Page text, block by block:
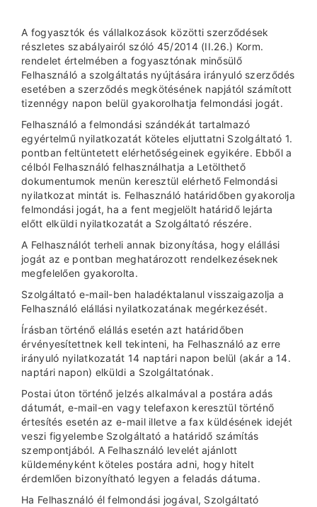
A fogyasztók és vállalkozások közötti szerződések
részletes szabályairól szóló 45/2014 (II.26.) Korm.
rendelet értelmében a fogyasztónak minősülő
Felhasználó a szolgáltatás nyújtására irányuló szerződés
esetében a szerződés megkötésének napjától számított
tizennégy napon belül gyakorolhatja felmondási jogát.
Felhasználó a felmondási szándékát tartalmazó
egyértelmű nyilatkozatát köteles eljuttatni Szolgáltató 1.
pontban feltüntetett elérhetőségeinek egyikére. Ebből a
célból Felhasználó felhasználhatja a Letölthető
dokumentumok menün keresztül elérhető Felmondási
nyilatkozat mintát is. Felhasználó határidőben gyakorolja
felmondási jogát, ha a fent megjelölt határidő lejárta
előtt elküldi nyilatkozatát a Szolgáltató részére.
A Felhasználót terheli annak bizonyítása, hogy elállási
jogát az e pontban meghatározott rendelkezéseknek
megfelelően gyakorolta.
Szolgáltató e-mail-ben haladéktalanul visszaigazolja a
Felhasználó elállási nyilatkozatának megérkezését.
Írásban történő elállás esetén azt határidőben
érvényesítettnek kell tekinteni, ha Felhasználó az erre
irányuló nyilatkozatát 14 naptári napon belül (akár a 14.
naptári napon) elküldi a Szolgáltatónak.
Postai úton történő jelzés alkalmával a postára adás
dátumát, e-mail-en vagy telefaxon keresztül történő
értesítés esetén az e-mail illetve a fax küldésének idejét
veszi figyelembe Szolgáltató a határidő számítás
szempontjából. A Felhasználó levelét ajánlott
küldeményként köteles postára adni, hogy hitelt
érdemlően bizonyítható legyen a feladás dátuma.
Ha Felhasználó él felmondási jogával, Szolgáltató